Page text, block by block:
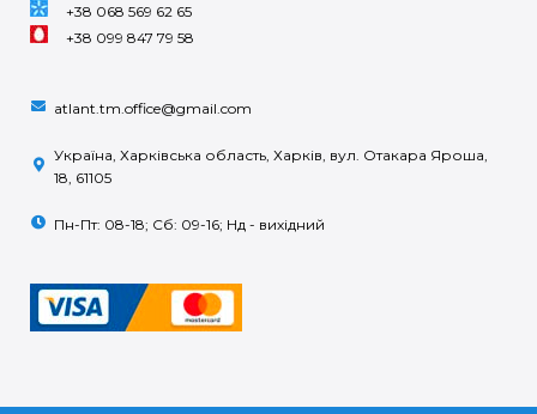
+38 068 569 62 65
+38 099 847 79 58
atlant.tm.office@gmail.com
Україна, Харківська область, Харків, вул. Отакара Яроша,
18, 61105
Пн-Пт: 08-18; Сб: 09-16; Нд - вихідний